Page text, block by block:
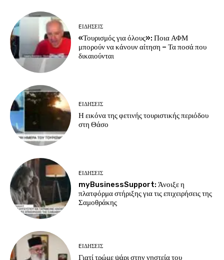
EΙΔΗΣΕΙΣ
«Τουρισμός για όλους»: Ποια ΑΦΜ
μπορούν να κάνουν αίτηση – Τα ποσά που
δικαιούνται
EΙΔΗΣΕΙΣ
Η εικόνα της φετινής τουριστικής περιόδου
στη Θάσο
EΙΔΗΣΕΙΣ
myBusinessSupport: Άνοιξε η
πλατφόρμα στήριξης για τις επιχειρήσεις της
Σαμοθράκης
EΙΔΗΣΕΙΣ
Γιατί τρώμε ψάρι στην νηστεία του